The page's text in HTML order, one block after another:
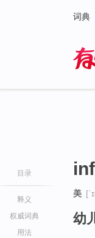
词典
目录
释义
权威词典
用法
美
幼